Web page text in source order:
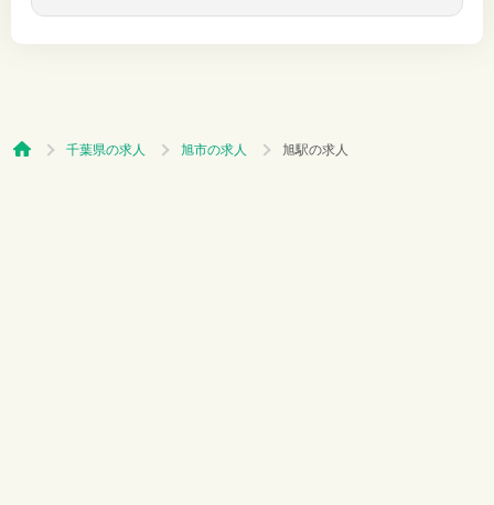
千葉県の求人 旭市の求人 旭駅の求人